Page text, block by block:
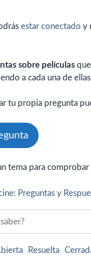
estar conectado y
sobre películas
a cada una de
tu propia pregunta
tema para
Preguntas y
Resuelta